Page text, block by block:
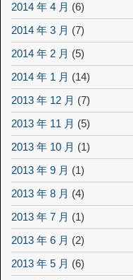
2014 年 4 月 (6)
2014 年 3 月 (7)
2014 年 2 月 (5)
2014 年 1 月 (14)
2013 年 12 月 (7)
2013 年 11 月 (5)
2013 年 10 月 (1)
2013 年 9 月 (1)
2013 年 8 月 (4)
2013 年 7 月 (1)
2013 年 6 月 (2)
2013 年 5 月 (6)